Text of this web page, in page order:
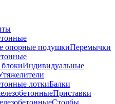
опорные подушкиПеремычки
Индивидуальные
лоткиБалки
Приставки
Столбы